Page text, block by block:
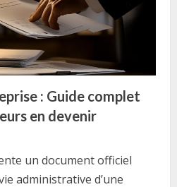
: Guide complet
en devenir
un document officiel
administrative d’une